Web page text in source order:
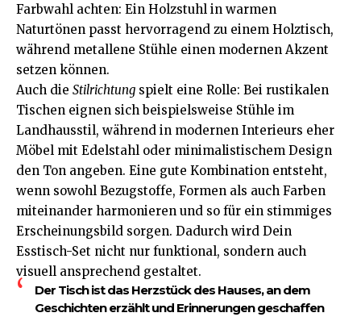
Farbwahl achten: Ein Holzstuhl in warmen
Naturtönen passt hervorragend zu einem Holztisch,
während metallene Stühle einen modernen Akzent
setzen können.
Auch die Stilrichtung spielt eine Rolle: Bei rustikalen
Tischen eignen sich beispielsweise Stühle im
Landhausstil, während in modernen Interieurs eher
Möbel mit Edelstahl oder minimalistischem Design
den Ton angeben. Eine gute Kombination entsteht,
wenn sowohl Bezugstoffe, Formen als auch Farben
miteinander harmonieren und so für ein stimmiges
Erscheinungsbild sorgen. Dadurch wird Dein
Esstisch-Set nicht nur funktional, sondern auch
visuell ansprechend gestaltet.
Der Tisch ist das Herzstück des Hauses, an dem
Geschichten erzählt und Erinnerungen geschaffen